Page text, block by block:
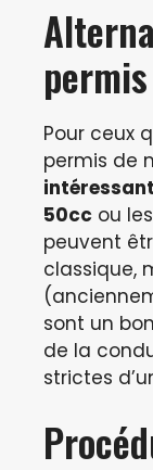
permis
Pour ceux
permis de
50cc ou
peuvent
classique,
sont un
de la
strictes